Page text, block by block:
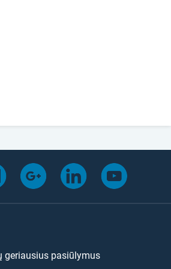
geriausius pasiūlymus